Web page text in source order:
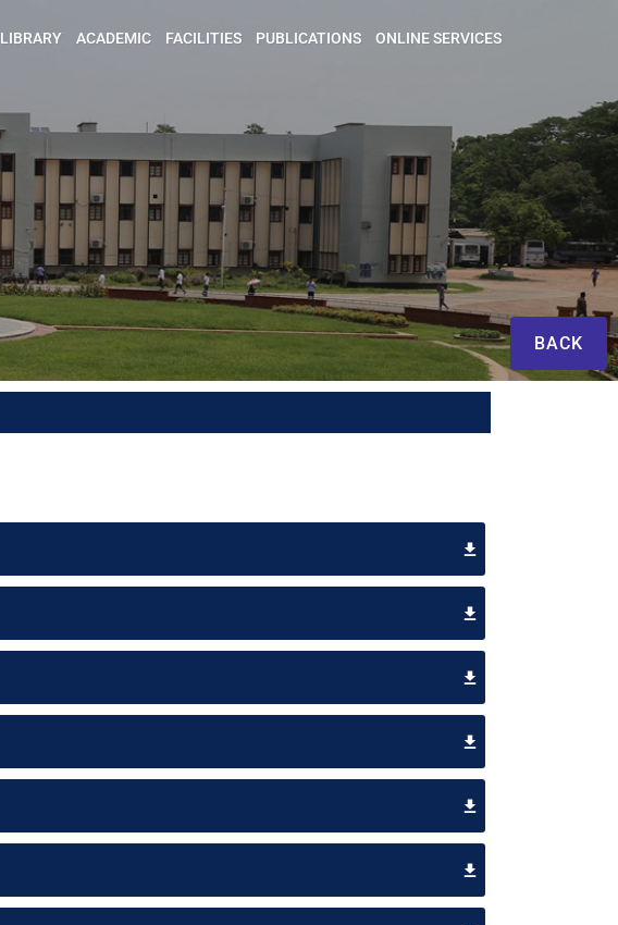
LIBRARY ACADEMIC FACILITIES PUBLICATIONS ONLINE SERVICES
BACK